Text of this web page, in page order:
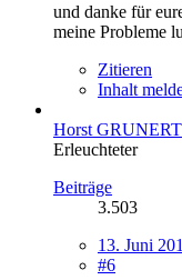
und danke für
meine Probleme
Zitieren
Inhalt
Horst GRUNERT
Erleuchteter
Beiträge
3.503
13. Juni
#6